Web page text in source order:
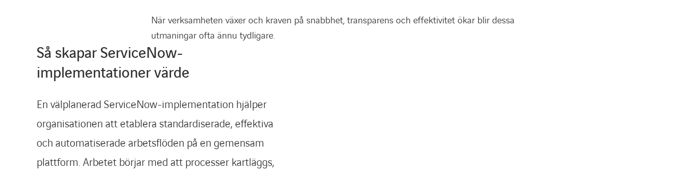
När verksamheten växer och kraven på snabbhet, transparens och effektivitet ökar blir dessa
utmaningar ofta ännu tydligare.
Så skapar ServiceNow-
implementationer värde
En välplanerad ServiceNow-implementation hjälper
organisationen att etablera standardiserade, effektiva
och automatiserade arbetsflöden på en gemensam
plattform. Arbetet börjar med att processer kartläggs,